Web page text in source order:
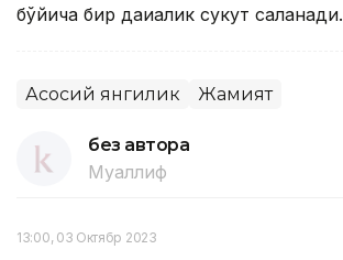
бўйича бир дақиқалик сукут сақланади.
Асосий янгилик Жамият
без автора
Муаллиф
13:00, 03 Октябр 2023